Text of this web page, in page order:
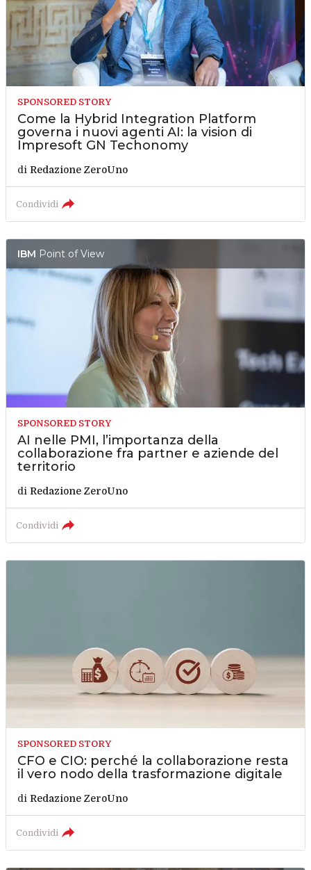
SPONSORED STORY
Come la Hybrid Integration Platform
governa i nuovi agenti AI: la vision di
Impresoft GN Techonomy
di Redazione ZeroUno
Condividi
IBM Point of View
SPONSORED STORY
AI nelle PMI, l’importanza della
collaborazione fra partner e aziende del
territorio
di Redazione ZeroUno
Condividi
SPONSORED STORY
CFO e CIO: perché la collaborazione resta
il vero nodo della trasformazione digitale
di Redazione ZeroUno
Condividi